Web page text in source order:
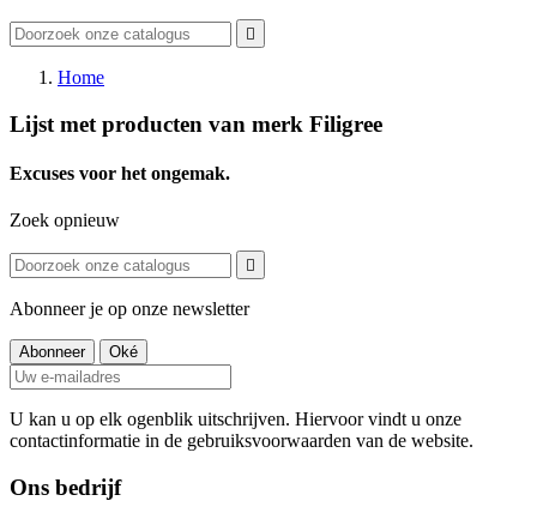

Home
Lijst met producten van merk Filigree
Excuses voor het ongemak.
Zoek opnieuw

Abonneer je op onze newsletter
U kan u op elk ogenblik uitschrijven. Hiervoor vindt u onze
contactinformatie in de gebruiksvoorwaarden van de website.
Ons bedrijf